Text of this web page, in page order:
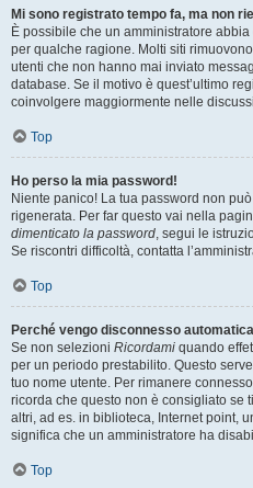
Mi sono registrato tempo fa, ma non
È possibile che un amministratore
per qualche ragione. Molti siti
utenti che non hanno mai inviato
database. Se il motivo è quest’ultimo
coinvolgere maggiormente nelle
Top
Ho perso la mia password!
Niente panico! La tua password non
rigenerata. Per far questo vai nella
dimenticato la password, segui le
Se riscontri difficoltà, contatta
Top
Perché vengo disconnesso
Se non selezioni Ricordami quando
per un periodo prestabilito. Questo
tuo nome utente. Per rimanere
ricorda che questo non è consigliato se
altri, ad es. in biblioteca, Internet point,
significa che un amministratore ha
Top